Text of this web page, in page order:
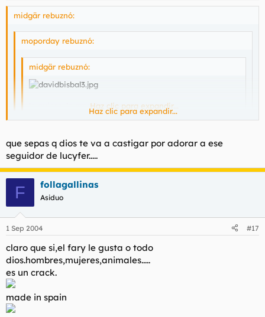
midgär rebuznó:
moporday rebuznó:
midgär rebuznó:
le quiero, le amo, le adoroHaz clic para expandir...
HIJA DE SATAN!! BORRA ESO AHORA MISMO
que tienes en contra de mi bisbi? seguro que estas celoso de
su soprana voz, sus bucles dorados cual rayos de sol, esa porte,
ese brio, ese espuni..
pero lo que verdaderamente me hace que me extasie de
placer es su musica, esas canciones, esas letras profundas.
hereje..
Haz clic para expandir...
que sepas q dios te va a castigar por adorar a ese
seguidor de lucyfer.....
F follagallinas
Asiduo
1 Sep 2004 #17
claro que si,el fary le gusta o todo
dios.hombres,mujeres,animales.....
es un crack.
made in spain